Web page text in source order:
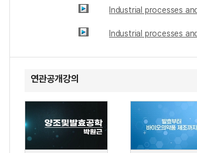
Industrial processes
Industrial processes
연관공개강의